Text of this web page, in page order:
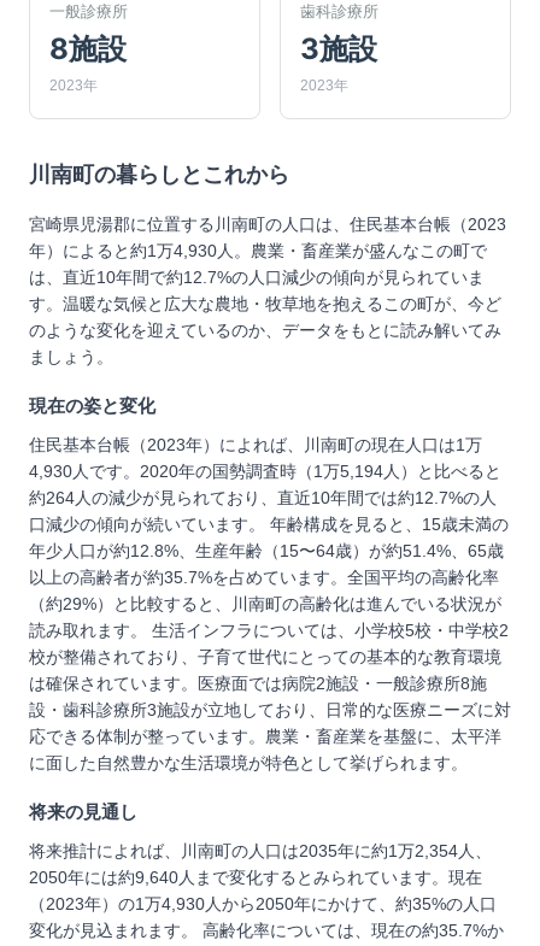
一般診療所
8施設
2023年
歯科診療所
3施設
2023年
川南町 の暮らしとこれから
宮崎県児湯郡に位置する川南町の人口は、住民基本台帳（2023
年）によると約1万4,930人。農業・畜産業が盛んなこの町で
は、直近10年間で約12.7%の人口減少の傾向が見られていま
す。温暖な気候と広大な農地・牧草地を抱えるこの町が、今ど
のような変化を迎えているのか、データをもとに読み解いてみ
ましょう。
現在の姿と変化
住民基本台帳（2023年）によれば、川南町の現在人口は1万
4,930人です。2020年の国勢調査時（1万5,194人）と比べると
約264人の減少が見られており、直近10年間では約12.7%の人
口減少の傾向が続いています。 年齢構成を見ると、15歳未満の
年少人口が約12.8%、生産年齢（15〜64歳）が約51.4%、65歳
以上の高齢者が約35.7%を占めています。全国平均の高齢化率
（約29%）と比較すると、川南町の高齢化は進んでいる状況が
読み取れます。 生活インフラについては、小学校5校・中学校2
校が整備されており、子育て世代にとっての基本的な教育環境
は確保されています。医療面では病院2施設・一般診療所8施
設・歯科診療所3施設が立地しており、日常的な医療ニーズに対
応できる体制が整っています。農業・畜産業を基盤に、太平洋
に面した自然豊かな生活環境が特色として挙げられます。
将来の見通し
将来推計によれば、川南町の人口は2035年に約1万2,354人、
2050年には約9,640人まで変化するとみられています。現在
（2023年）の1万4,930人から2050年にかけて、約35%の人口
変化が見込まれます。 高齢化率については、現在の約35.7%か